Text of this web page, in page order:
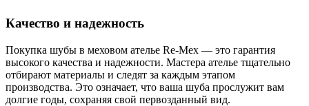
Качество и надежность
Покупка шубы в меховом ателье Re-Mex — это гарантия
высокого качества и надежности. Мастера ателье тщательно
отбирают материалы и следят за каждым этапом
производства. Это означает, что ваша шуба прослужит вам
долгие годы, сохраняя свой первозданный вид.